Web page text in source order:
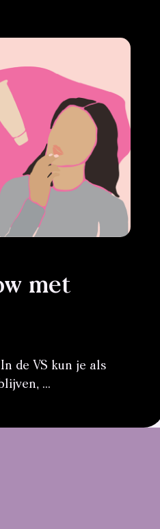
met
de VS kun je als
...